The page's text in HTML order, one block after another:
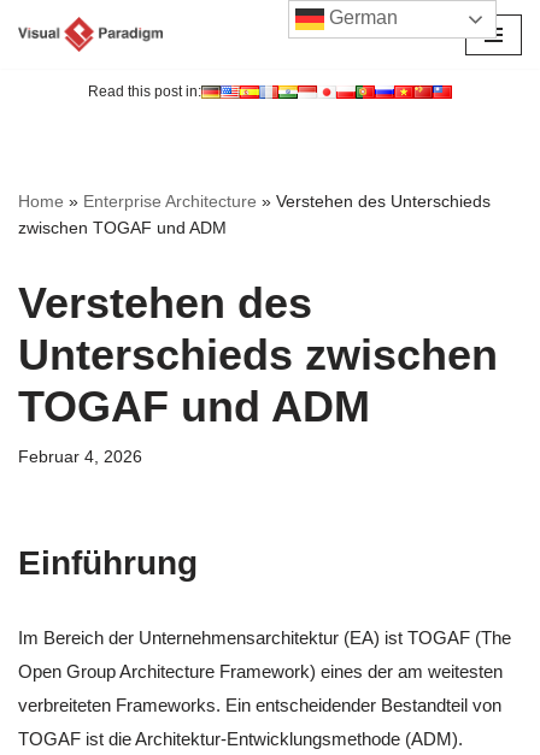
Read this post in:
Home » Enterprise Architecture » Verstehen des Unterschieds
zwischen TOGAF und ADM
Verstehen des
Unterschieds zwischen
TOGAF und ADM
Februar 4, 2026
Einführung
Im Bereich der Unternehmensarchitektur (EA) ist TOGAF (The
Open Group Architecture Framework) eines der am weitesten
verbreiteten Frameworks. Ein entscheidender Bestandteil von
TOGAF ist die Architektur-Entwicklungsmethode (ADM).
German